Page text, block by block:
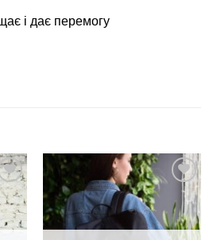
і дає перемогу
избранное